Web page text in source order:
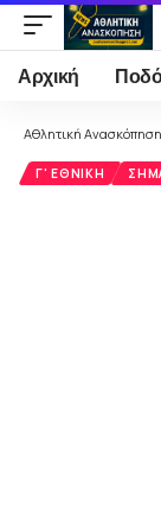
Αρχική
Αθλητική Ανασκόπηση
Γ' ΕΘΝΙΚΉ